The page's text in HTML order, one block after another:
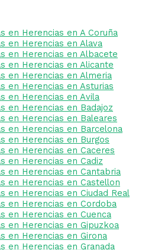
en Herencias en A Coruña
en Herencias en Alava
en Herencias en Albacete
en Herencias en Alicante
en Herencias en Almeria
en Herencias en Asturias
en Herencias en Avila
en Herencias en Badajoz
en Herencias en Baleares
en Herencias en Barcelona
en Herencias en Burgos
en Herencias en Caceres
en Herencias en Cadiz
en Herencias en Cantabria
en Herencias en Castellon
en Herencias en Ciudad Real
en Herencias en Cordoba
en Herencias en Cuenca
en Herencias en Gipuzkoa
en Herencias en Girona
en Herencias en Granada